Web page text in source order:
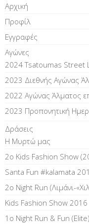
Αρχική
Προφίλ
Εγγραφές
Αγώνες
2024 Tsatoumas Street
2023 Διεθνής Αγώνας
2022 Αγώνας Άλματος
2023 Προπονητική
Δράσεις
Η Μυρτώ μας
2ο Kids Fashion Show
Santa Fun #kalamata
2ο Night Run (Λιμάνι-
Kids Fashion Show 2016
1o Night Run & Fun (Elite)